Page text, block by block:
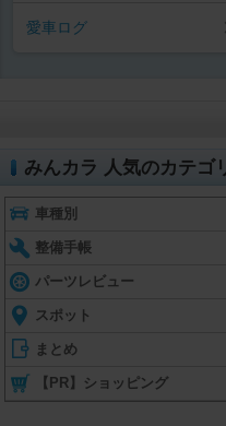
愛車ログ
みんカラ 人気のカテゴ
車種別
整備手帳
パーツレビュー
スポット
まとめ
【PR】ショッピング